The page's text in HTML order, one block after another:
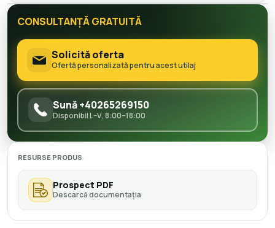
CONSULTANȚĂ GRATUITĂ
Solicită oferta
Ofertă personalizată pentru acest utilaj
Sună +40265269150
Disponibil L–V, 8:00–18:00
RESURSE PRODUS
Prospect PDF
Descarcă documentația